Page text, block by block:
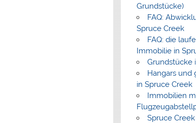
Grundstücke)
FAQ:
Spruce Creek
FAQ: die
Immobilie in
Grundstücke
Hangars und
in Spruce Creek
Immobilien
Spruce